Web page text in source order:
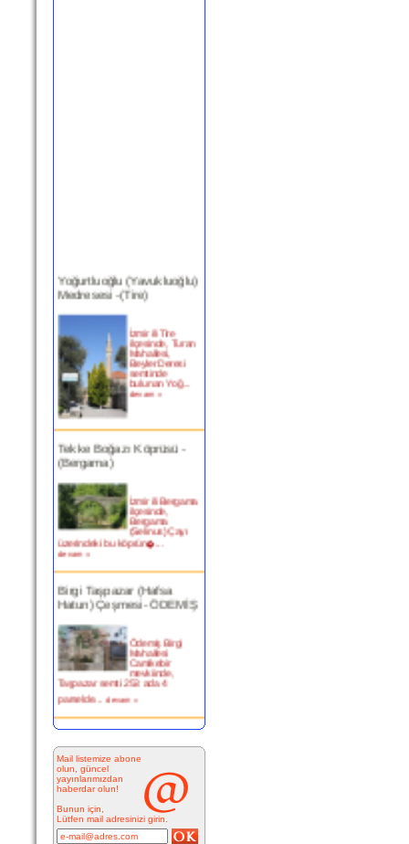
Medresesi -(Tire)
ilçesinde, Turan
Mahallesi,
Beyler Deresi
semtinde
bulunan Yoğ...
devam »
Tekke Boğazı Köprüsü -
(Bergama)
İzmir ili Bergama
ilçesinde,
Bergama
(Selinus) Çayı
üzerindeki bu köprün�...
devam »
Hatun) Çeşmesi- ÖDEMİŞ
Mahallesi
Camikebir
mevkiinde,
Taşpazar semti 253 ada 4
parselde... devam »
Kitabesiz Çeşmeler 4-
Resimde
görülen çeşme
İnkilap Caddesi
üzerinde yer
alan çarşı
bitiminde...
devam »
Mail listemize abone
olun, güncel
yayınlarımızdan
haberdar olun!
Bunun için,
Lütfen mail adresinizi girin.